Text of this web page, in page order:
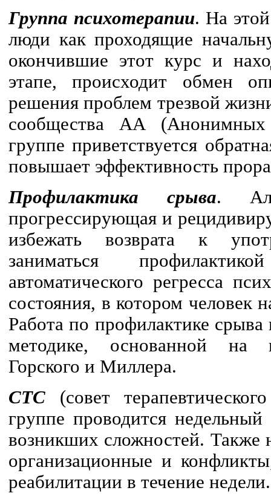
Группа психотерапии. На
люди как проходящие
окончившие этот курс и
этапе, происходит обмен
решения проблем трезвой
сообщества АА (Анонимных
группе приветствуется
повышает эффективность
Профилактика срыва.
прогрессирующая и
избежать возврата к
заниматься
автоматического регресса
состояния, в котором человек
Работа по профилактике срыва
методике, основанной на
Горского и Миллера.
СТС (совет
группе проводится
возникших сложностей. Также
организационные и
реабилитации в течение недели.